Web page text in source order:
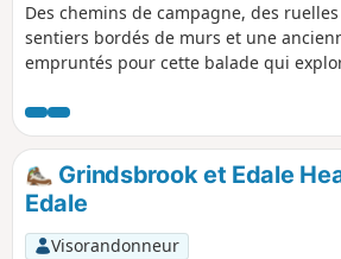
Des chemins de campagne, des
sentiers bordés de murs et une
empruntés pour cette balade qui
entièrement dans le Derbyshire, même
partie de la balade, tu pourras aussi
sur le Staffordshire voisin. L'itinéraire
nombreux éléments typiques de cette
District, notamment le village de Biggin
supérieure de la vallée de la Dove.
Grindsbrook et Edale
Edale
Visorandonneur